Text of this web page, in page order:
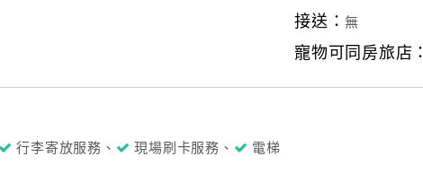
接送：無
寵物可同房旅店：
行李寄放服務、 現場刷卡服務、 電梯